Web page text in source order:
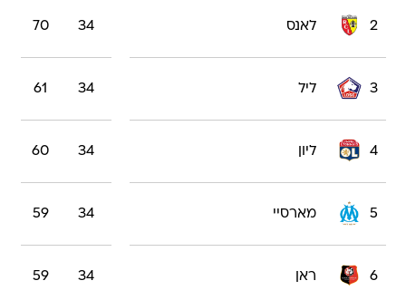
2 לאנס 34
70
3 ליל 34
61
4 ליון 34
60
5 מארסיי 34
59
6 ראן 34
59